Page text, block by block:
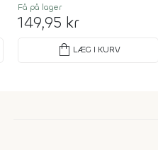
Få på lager
149,95 kr
shopping_bag LÆG I KURV